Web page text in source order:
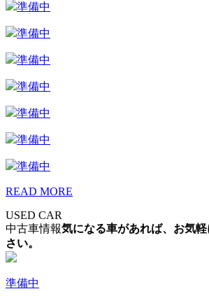
準備中
準備中
準備中
準備中
準備中
準備中
準備中
READ MORE
USED CAR
中古車情報気になる車があれば、お気
さい。
準備中